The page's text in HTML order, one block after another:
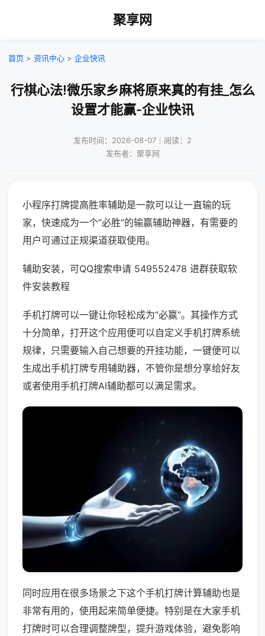
聚享网
首页 > 资讯中心 > 企业快讯
行棋心法!微乐家乡麻将原来真的有挂_怎么
设置才能赢-企业快讯
发布时间：2026-08-07｜阅读：2
发布者：聚享网
小程序打牌提高胜率辅助是一款可以让一直输的玩
家，快速成为一个“必胜”的输赢辅助神器，有需要的
用户可通过正规渠道获取使用。
辅助安装，可QQ搜索申请 549552478 进群获取软
件安装教程
手机打牌可以一键让你轻松成为“必赢”。其操作方式
十分简单，打开这个应用便可以自定义手机打牌系统
规律，只需要输入自己想要的开挂功能，一键便可以
生成出手机打牌专用辅助器，不管你是想分享给好友
或者使用手机打牌AI辅助都可以满足需求。
同时应用在很多场景之下这个手机打牌计算辅助也是
非常有用的，使用起来简单便捷。特别是在大家手机
打牌时可以合理调整牌型，提升游戏体验，避免影响